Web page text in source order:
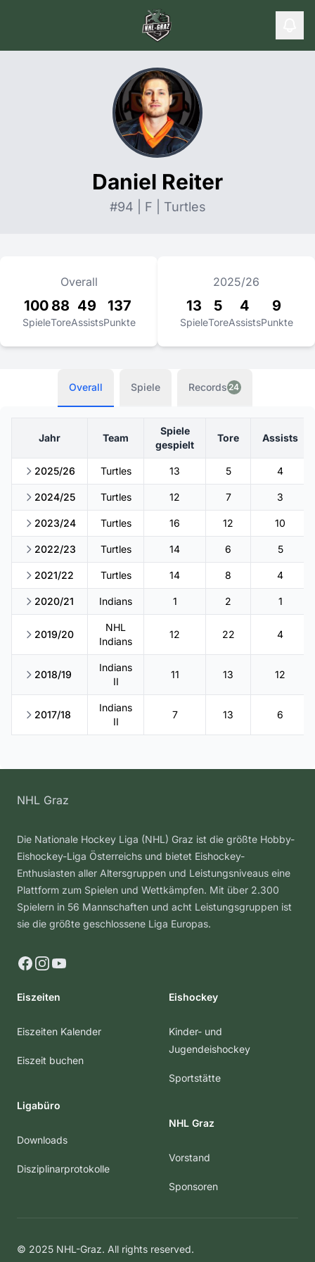
Daniel Reiter
#94 | F | Turtles
Overall
100
Spiele
88
Tore
49
Assists
137
Punkte
2025/26
13
Spiele
5
Tore
4
Assists
9
Punkte
Overall Spiele Records 24
Jahr Team
Spiele
gespielt
Tore Assists
2025/26 Turtles 13 5 4
2024/25 Turtles 12 7 3
2023/24 Turtles 16 12 10
2022/23 Turtles 14 6 5
2021/22 Turtles 14 8 4
2020/21 Indians 1 2 1
2019/20
NHL
Indians
12 22 4
2018/19
Indians
II
11 13 12
2017/18
Indians
II
7 13 6
NHL Graz
Die Nationale Hockey Liga (NHL) Graz ist die größte Hobby-
Eishockey-Liga Österreichs und bietet Eishockey-
Enthusiasten aller Altersgruppen und Leistungsniveaus eine
Plattform zum Spielen und Wettkämpfen. Mit über 2.300
Spielern in 56 Mannschaften und acht Leistungsgruppen ist
sie die größte geschlossene Liga Europas.
Facebook
Instagram
YouTube
Eiszeiten
Eiszeiten Kalender
Eiszeit buchen
Ligabüro
Downloads
Disziplinarprotokolle
Eishockey
Kinder- und
Jugendeishockey
Sportstätte
NHL Graz
Vorstand
Sponsoren
© 2025 NHL-Graz. All rights reserved.